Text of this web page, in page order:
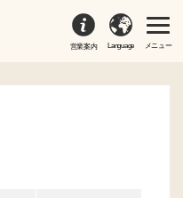
営業案内 Language メニュー